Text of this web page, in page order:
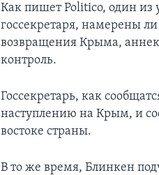
Как пишет Politico, один из
госсекретаря, намерены
возвращения Крыма,
контроль.
Госсекретарь, как
наступлению на Крым, и
востоке страны.
В то же время, Блинкен